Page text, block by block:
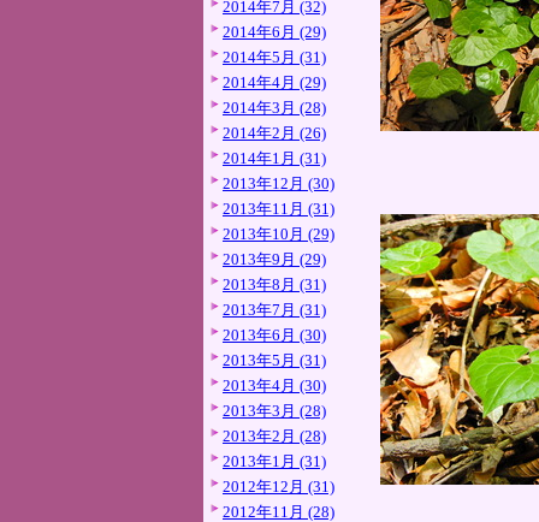
2014年7月 (32)
2014年6月 (29)
2014年5月 (31)
2014年4月 (29)
2014年3月 (28)
2014年2月 (26)
2014年1月 (31)
2013年12月 (30)
2013年11月 (31)
2013年10月 (29)
2013年9月 (29)
2013年8月 (31)
2013年7月 (31)
2013年6月 (30)
2013年5月 (31)
2013年4月 (30)
2013年3月 (28)
2013年2月 (28)
2013年1月 (31)
2012年12月 (31)
2012年11月 (28)